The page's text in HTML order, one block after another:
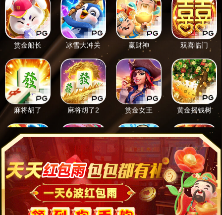
赏金船长 冰雪大冲关 赢财神 双喜临门
麻将胡了 麻将胡了2 赏金女王 黄金摇钱树
忍者VS武侍 亡灵大盗 少林足球 美猴王传奇